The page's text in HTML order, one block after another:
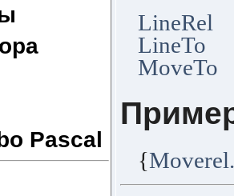
Pascal
LineRel
LineTo
MoveTo
{